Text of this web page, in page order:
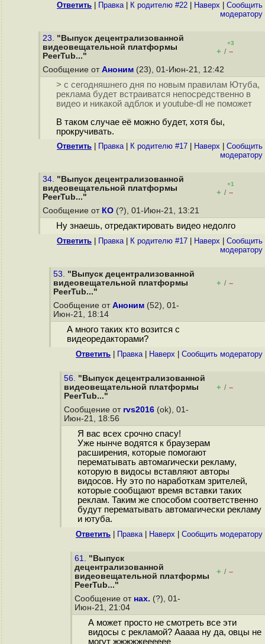
Ответить Правка| К родителю #22 Наверх
Cообщить
модератору
23. "Выпуск децентрализованной
видеовещательной платформы
PeerTub..."
+3
+ / –
Сообщение от Аноним (23), 01-Июн-21, 12:42
> с сегодняшнего дня по новым правилам Ютуба,
реклама будет встраиватся непосредственно в
видео и никакой адблок и youtube-dl не поможет
В таком случае её можно будет, хотя бы,
прокручивать.
Ответить Правка| К родителю #17 Наверх
Cообщить
модератору
34. "Выпуск децентрализованной
видеовещательной платформы
PeerTub..."
+1
+ / –
Сообщение от КО (?), 01-Июн-21, 13:21
Ну знаешь, отредактировать видео недолго
Ответить Правка| К родителю #17 Наверх
Cообщить
модератору
53. "Выпуск децентрализованной
видеовещательной платформы
PeerTub..."
+ / –
Сообщение от Аноним (52), 01-
Июн-21, 18:14
А много таких кто возится с
видеоредакторами?
Ответить Правка| Наверх Cообщить модератору
56. "Выпуск децентрализованной
видеовещательной платформы
PeerTub..."
+ / –
Сообщение от rvs2016 (ok), 01-
Июн-21, 18:56
Я вас всех срочно спасу!
Уже нынче водятся к браузерам
расширения, которые помогают
перематывать автомагически рекламу,
которую в видосы вставляют авторы
видосов. Ну это по наработкам зрителей,
которые сообщают время вставки таких
реклам. Таким же способом соответственно
будут перематывать автомагически рекламу
и ютуба.
Ответить Правка| Наверх Cообщить модератору
61. "Выпуск
децентрализованной
видеовещательной платформы
PeerTub..."
+ / –
Сообщение от нах. (?), 01-
Июн-21, 21:04
А может просто не смотреть все эти
видосы с рекламой? Ааааа ну да, овцы не
могут жжжжжееееее